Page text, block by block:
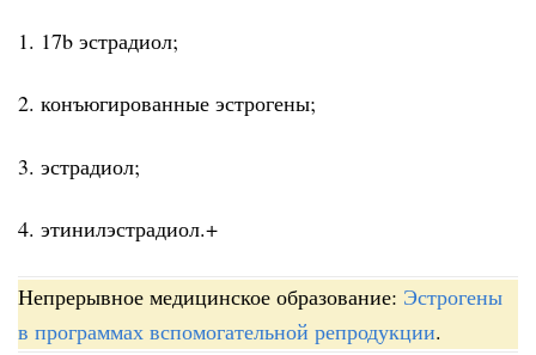
1. 17b эстрадиол;
2. конъюгированные эстрогены;
3. эстрадиол;
4. этинилэстрадиол.+
Непрерывное медицинское образование: Эстрогены
в программах вспомогательной репродукции.